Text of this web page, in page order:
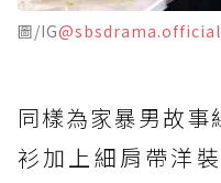
圖/IG@sbsdrama.official
同樣為家暴男故
衫加上細肩帶洋